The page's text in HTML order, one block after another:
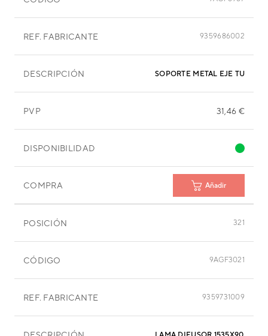
REF. FABRICANTE 9359686002
DESCRIPCIÓN SOPORTE METAL EJE TURBINA
PVP 31,46 €
DISPONIBILIDAD
COMPRA Añadir
POSICIÓN 321
CÓDIGO 9AGF3021
REF. FABRICANTE 9359731009